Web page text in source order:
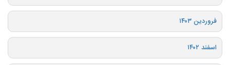
فروردین ۱۴۰۳
اسفند ۱۴۰۲